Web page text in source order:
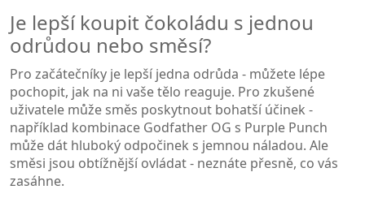
Je lepší koupit čokoládu s jednou
odrůdou nebo směsí?
Pro začátečníky je lepší jedna odrůda - můžete lépe
pochopit, jak na ni vaše tělo reaguje. Pro zkušené
uživatele může směs poskytnout bohatší účinek -
například kombinace Godfather OG s Purple Punch
může dát hluboký odpočinek s jemnou náladou. Ale
směsi jsou obtížnější ovládat - neznáte přesně, co vás
zasáhne.